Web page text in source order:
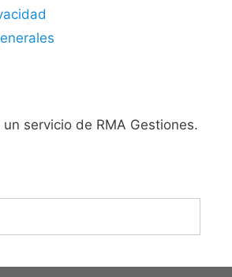
servicio de RMA Gestiones.